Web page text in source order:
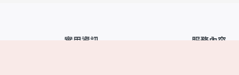
實用資訊 服務內容